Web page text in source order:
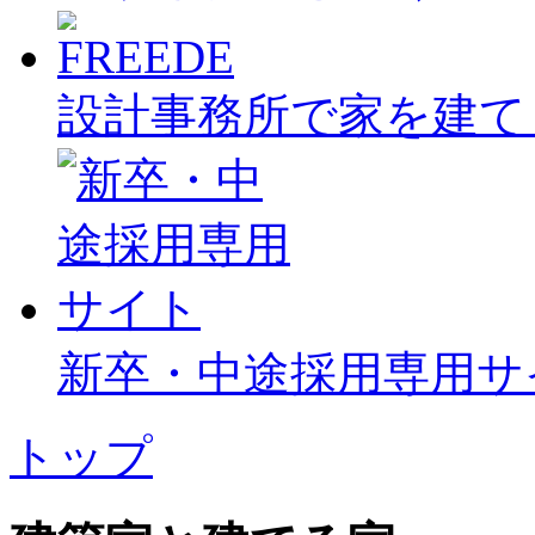
設計事務所で家を建
新卒・中途採用専用
トップ